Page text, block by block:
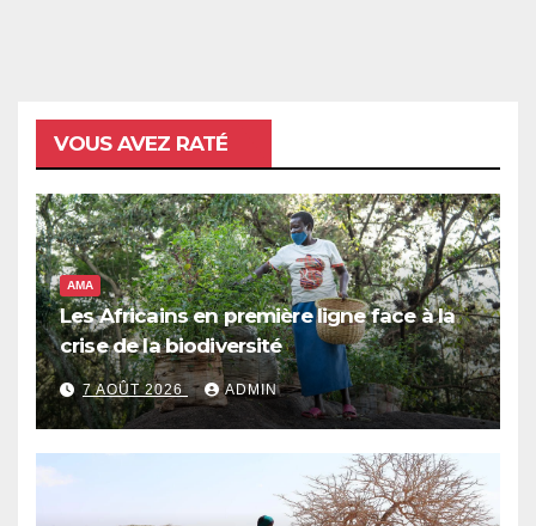
VOUS AVEZ RATÉ
AMA
Les Africains en première ligne face à la
crise de la biodiversité
7 AOÛT 2026 ADMIN